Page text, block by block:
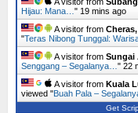
Hijau: Mana… " 19 mins ago
A visitor from
"Teras Nibong Tunggal:
A visitor from Sungai
Senggang – Segalanya… " 22
A visitor from Kuala
viewed "Buah Pala –
Get